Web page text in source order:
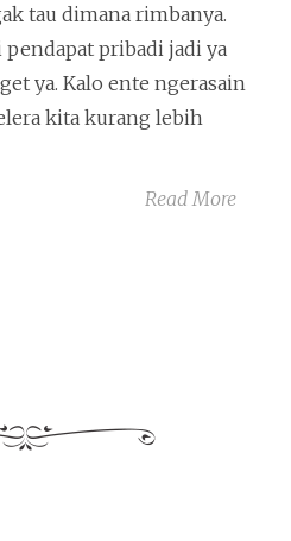
tau dimana rimbanya.
pribadi jadi ya
ya. Kalo ente ngerasain
kita kurang lebih
Read More